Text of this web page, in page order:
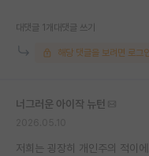
대댓글 1개 대댓글 쓰기
해당 댓글을 보려면 로그
너그러운 아이작 뉴턴
저희는 굉장히 개인주의 적이